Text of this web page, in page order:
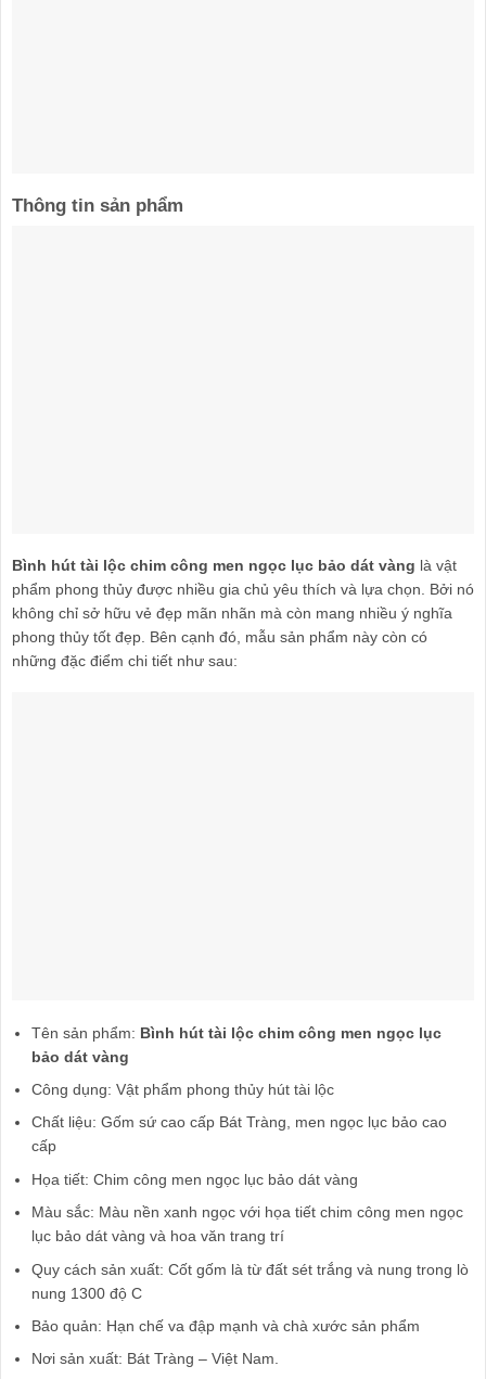
Thông tin sản phẩm
Bình hút tài lộc chim công men ngọc lục bảo dát vàng là vật
phẩm phong thủy được nhiều gia chủ yêu thích và lựa chọn. Bởi nó
không chỉ sở hữu vẻ đẹp mãn nhãn mà còn mang nhiều ý nghĩa
phong thủy tốt đẹp. Bên cạnh đó, mẫu sản phẩm này còn có
những đặc điểm chi tiết như sau:
Tên sản phẩm: Bình hút tài lộc chim công men ngọc lục
bảo dát vàng
Công dụng: Vật phẩm phong thủy hút tài lộc
Chất liệu: Gốm sứ cao cấp Bát Tràng, men ngọc lục bảo cao
cấp
Họa tiết: Chim công men ngọc lục bảo dát vàng
Màu sắc: Màu nền xanh ngọc với họa tiết chim công men ngọc
lục bảo dát vàng và hoa văn trang trí
Quy cách sản xuất: Cốt gốm là từ đất sét trắng và nung trong lò
nung 1300 độ C
Bảo quản: Hạn chế va đập mạnh và chà xước sản phẩm
Nơi sản xuất: Bát Tràng – Việt Nam.